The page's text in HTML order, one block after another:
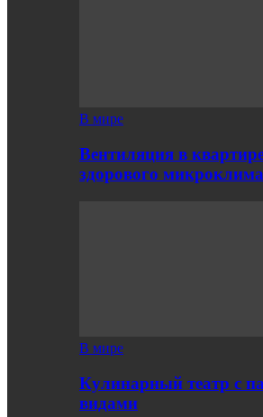
В мире
Вентиляция в
здорового
В мире
Кулинарный театр с
видами